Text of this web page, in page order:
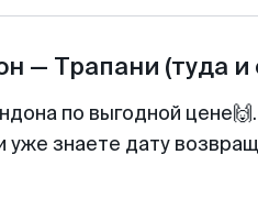
— Трапани (туда и
по выгодной
уже знаете дату